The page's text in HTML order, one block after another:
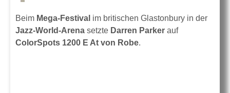
Beim Mega-Festival im britischen Glastonbury in der
Jazz-World-Arena setzte Darren Parker auf
ColorSpots 1200 E At von Robe.